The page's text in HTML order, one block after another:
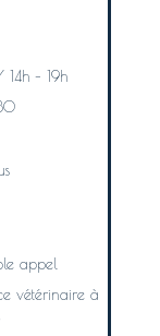
– 19h
appel
vétérinaire à